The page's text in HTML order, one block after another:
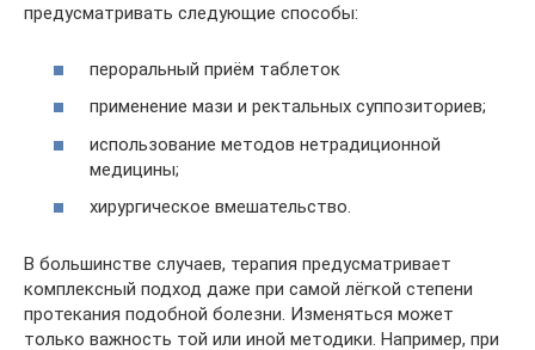
предусматривать следующие способы:
пероральный приём таблеток
применение мази и ректальных суппозиториев;
использование методов нетрадиционной
медицины;
хирургическое вмешательство.
В большинстве случаев, терапия предусматривает
комплексный подход даже при самой лёгкой степени
протекания подобной болезни. Изменяться может
только важность той или иной методики. Например, при